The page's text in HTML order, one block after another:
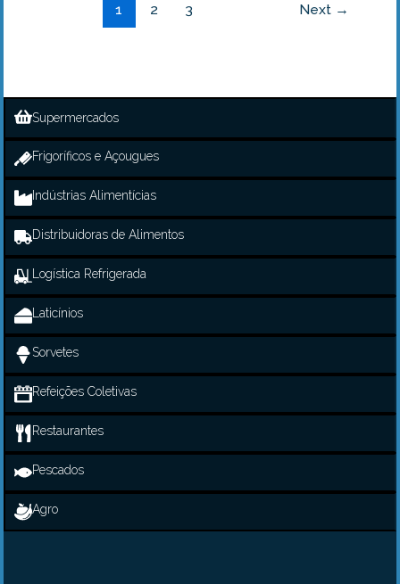
1 2 3 Next →
Supermercados
Frigoríficos e Açougues
Indústrias Alimentícias
Distribuidoras de Alimentos
Logística Refrigerada
Laticínios
Sorvetes
Refeições Coletivas
Restaurantes
Pescados
Agro